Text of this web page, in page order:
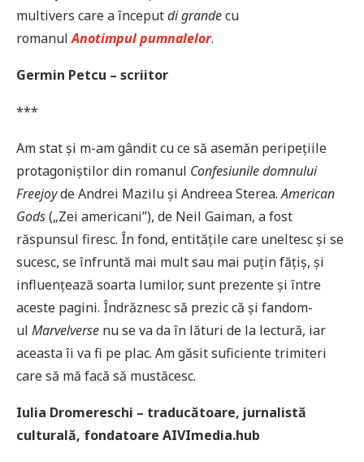
multivers care a începutdi grandecu
romanulAnotimpul pumnalelor.
Germin Petcu – scriitor
***
Am stat și m-am gândit cu ce să asemăn peripețiile
protagoniștilor din romanul Confesiunile domnului
Freejoyde Andrei Mazilu și Andreea Sterea.American
Gods(„Zei americani”), de Neil Gaiman, a fost
răspunsul firesc. În fond, entitățile care uneltesc și se
sucesc, se înfruntă mai mult sau mai puțin fățiș, și
influențează soarta lumilor, sunt prezente și între
aceste pagini. Îndrăznesc să prezic că și fandom-
ul Marvelverse nu se va da în lături de la lectură, iar
aceasta îi va fi pe plac. Am găsit suficiente trimiteri
care să mă facă să mustăcesc.
Iulia Dromereschi – traducătoare, jurnalistă
culturală, fondatoare AIVImedia.hub